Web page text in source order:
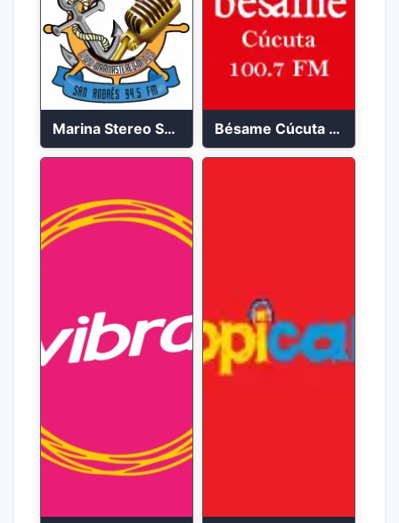
Marina Stereo San Andres 94.5 FM Bésame Cúcuta en vivo 2023